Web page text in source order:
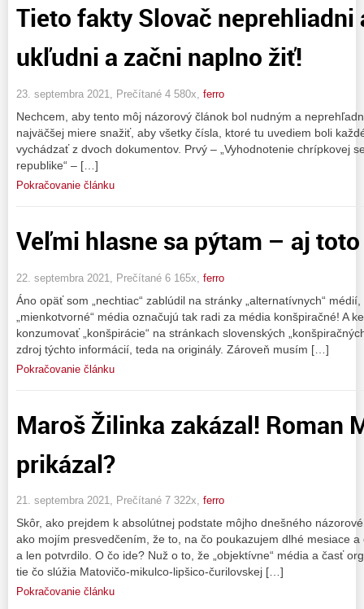
Tieto fakty Slovač neprehliadni
ukľudni a začni naplno žiť!
23. septembra 2021, Prečítané 4 580x, ferro
Nechcem, aby tento môj názorový článok bol nudným a
najväčšej miere snažiť, aby všetky čísla, ktoré tu uvediem boli
vychádzať z dvoch dokumentov. Prvý – „Vyhodnotenie chrípkovej
republike“ – […]
Pokračovanie článku
Veľmi hlasne sa pýtam – aj
22. septembra 2021, Prečítané 6 165x, ferro
Áno opäť som „nechtiac“ zablúdil na stránky „alternatívnych“
„mienkotvorné“ média označujú tak radi za média konšpiračné! A
konzumovať „konšpirácie“ na stránkach slovenských
zdroj týchto informácií, teda na originály. Zároveň musím […]
Pokračovanie článku
Maroš Žilinka zakázal! Roman
prikázal?
21. septembra 2021, Prečítané 7 322x, ferro
Skôr, ako prejdem k absolútnej podstate môjho dnešného
ako mojím presvedčením, že to, na čo poukazujem dlhé mesiace
a len potvrdilo. O čo ide? Nuž o to, že „objektívne“ média a časť
tie čo slúžia Matovičo-mikulco-lipšico-čurilovskej […]
Pokračovanie článku